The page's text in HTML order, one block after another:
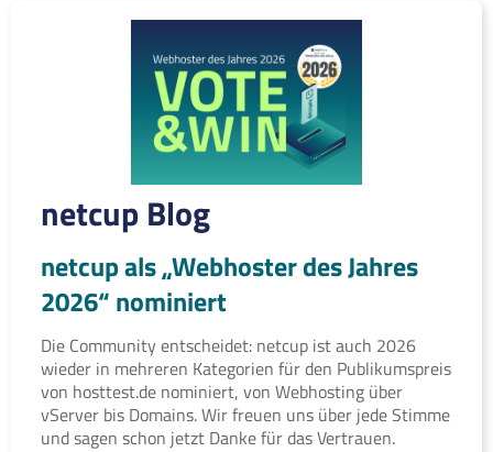
netcup Blog
netcup als „Webhoster des Jahres
2026“ nominiert
Die Community entscheidet: netcup ist auch 2026
wieder in mehreren Kategorien für den Publikumspreis
von hosttest.de nominiert, von Webhosting über
vServer bis Domains. Wir freuen uns über jede Stimme
und sagen schon jetzt Danke für das Vertrauen.